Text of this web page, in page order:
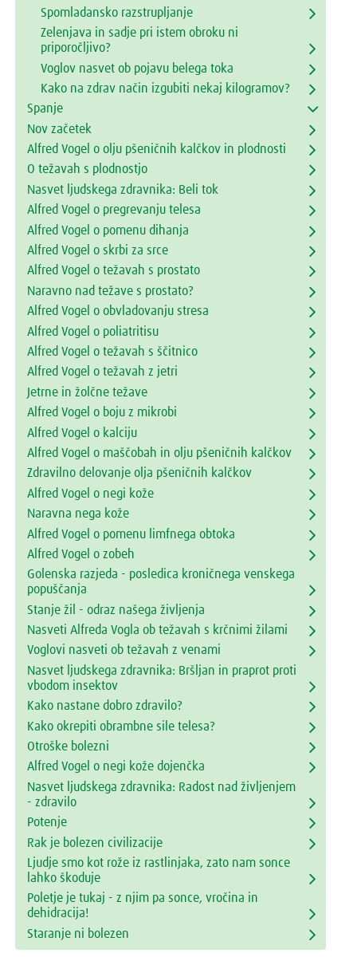
Spomladansko razstrupljanje
Zelenjava in sadje pri istem obroku ni
priporočljivo?
Voglov nasvet ob pojavu belega toka
Kako na zdrav način izgubiti nekaj kilogramov?
Spanje
Nov začetek
Alfred Vogel o olju pšeničnih kalčkov in plodnosti
O težavah s plodnostjo
Nasvet ljudskega zdravnika: Beli tok
Alfred Vogel o pregrevanju telesa
Alfred Vogel o pomenu dihanja
Alfred Vogel o skrbi za srce
Alfred Vogel o težavah s prostato
Naravno nad težave s prostato?
Alfred Vogel o obvladovanju stresa
Alfred Vogel o poliatritisu
Alfred Vogel o težavah s ščitnico
Alfred Vogel o težavah z jetri
Jetrne in žolčne težave
Alfred Vogel o boju z mikrobi
Alfred Vogel o kalciju
Alfred Vogel o maščobah in olju pšeničnih kalčkov
Zdravilno delovanje olja pšeničnih kalčkov
Alfred Vogel o negi kože
Naravna nega kože
Alfred Vogel o pomenu limfnega obtoka
Alfred Vogel o zobeh
Golenska razjeda - posledica kroničnega venskega
popuščanja
Stanje žil - odraz našega življenja
Nasveti Alfreda Vogla ob težavah s krčnimi žilami
Voglovi nasveti ob težavah z venami
Nasvet ljudskega zdravnika: Bršljan in praprot proti
vbodom insektov
Kako nastane dobro zdravilo?
Kako okrepiti obrambne sile telesa?
Otroške bolezni
Alfred Vogel o negi kože dojenčka
Nasvet ljudskega zdravnika: Radost nad življenjem
- zdravilo
Potenje
Rak je bolezen civilizacije
Ljudje smo kot rože iz rastlinjaka, zato nam sonce
lahko škoduje
Poletje je tukaj - z njim pa sonce, vročina in
dehidracija!
Staranje ni bolezen